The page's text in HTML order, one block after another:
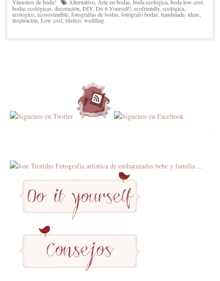
Vámonos de boda! Alternativo Arte en bodas boda ecológica boda low cost
bodas ecológicas decoración DIY Do it Yourself! ecofriendly, ecológica
ecologico ecosostenible fotografías de bodas fotógrafo bodas,handmade, ideas
inspiración Low cost rústico,wedding